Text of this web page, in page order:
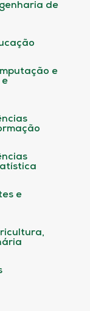
de
e
e
e